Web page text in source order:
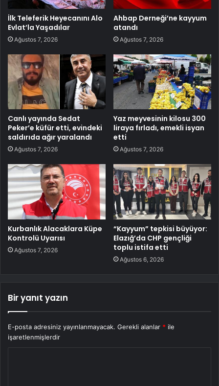
İlk Teleferik Heyecanını Alo
Evlat’la Yaşadılar
Ağustos 7, 2026
Ahbap Derneği’ne kayyum
atandı
Ağustos 7, 2026
Canlı yayında Sedat
Peker’e küfür etti, evindeki
saldırıda ağır yaralandı
Ağustos 7, 2026
Yaz meyvesinin kilosu 300
liraya fırladı, emekli isyan
etti
Ağustos 7, 2026
Kurbanlık Alacaklara Küpe
Kontrolü Uyarısı
Ağustos 7, 2026
“Kayyum” tepkisi büyüyor:
Elazığ’da CHP gençliği
toplu istifa etti
Ağustos 6, 2026
Bir yanıt yazın
E-posta adresiniz yayınlanmayacak. Gerekli alanlar * ile
işaretlenmişlerdir